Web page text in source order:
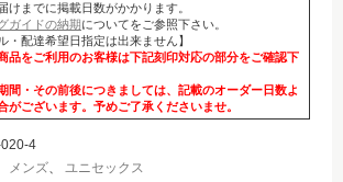
けまでに掲載日数がかかります。
ガイドの納期についてをご参照下さい。
・配達希望日指定は出来ません】
品をご利用のお客様は下記刻印対応の部分をご確認下
間・その前後につきましては、記載のオーダー日数よ
がございます。予めご了承くださいませ。
4
メンズ、 ユニセックス